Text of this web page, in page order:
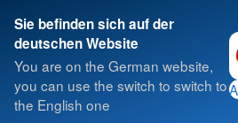
Sie befinden sich auf der
deutschen Website
You are on the German website,
you can use the switch to switch to
the English one